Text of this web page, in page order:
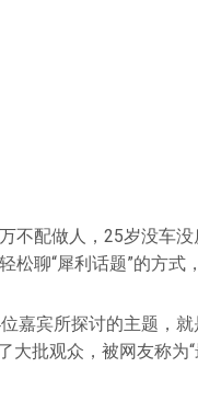
不配做人，25岁没车
松聊“犀利话题”的方式
嘉宾所探讨的主题，
批观众，被网友称为“